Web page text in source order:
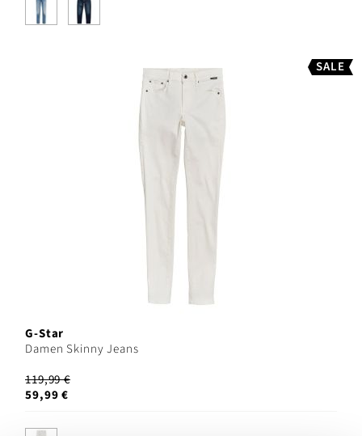
SALE
G-Star
Damen Skinny Jeans
119,99 €
59,99 €